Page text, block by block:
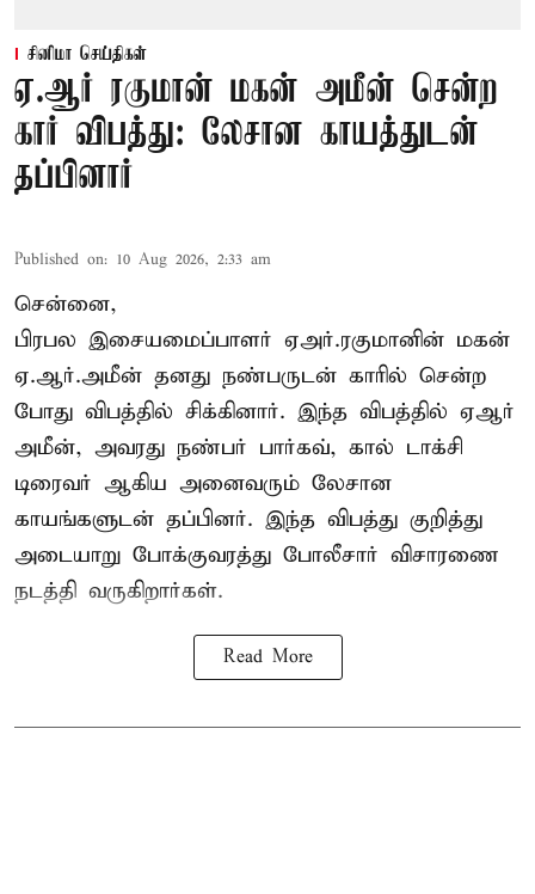
சினிமா செய்திகள்
ஏ.ஆர் ரகுமான் மகன் அமீன் சென்ற
கார் விபத்து: லேசான காயத்துடன்
தப்பினார்
Published on: 10 Aug 2026, 2:33 am
சென்னை,
பிரபல இசையமைப்பாளர் ஏஅர்.ரகுமானின் மகன்
ஏ.ஆர்.அமீன் தனது நண்பருடன் காரில் சென்ற
போது விபத்தில் சிக்கினார். இந்த விபத்தில் ஏஆர்
அமீன், அவரது நண்பர் பார்கவ், கால் டாக்சி
டிரைவர் ஆகிய அனைவரும் லேசான
காயங்களுடன் தப்பினர். இந்த விபத்து குறித்து
அடையாறு போக்குவரத்து போலீசார் விசாரணை
நடத்தி வருகிறார்கள்.
Read More